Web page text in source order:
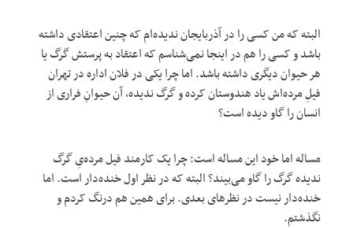
البته که من کسی را در آذربایجان ندیده‌ام که چنین اعتقادی داشته
باشد و کسی را هم در اینجا نمی‌شناسم که اعتقاد به پرستش گرگ یا
هر حیوان دیگری داشته باشد. اما چرا یکی در فلان اداره در تهران
فیلِ مرده‌اش یاد هندوستان کرده و گرگ ندیده، آن حیوانِ فراری از
انسان را گاو دیده است؟
مساله اما خود این مساله است: چرا یک کارمند فیل مرده‌یِ گرگ
ندیده گرگ را گاو می‌بیند؟ البته که در نظر اول خنده‌دار است. اما
خنده‌دار نیست در نظرهای بعدی. برای همین هم درنگ کردم و
نگذشتم.